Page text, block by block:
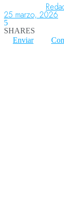
Columnistas
25 marzo, 2026
5
SHARES
Enviar